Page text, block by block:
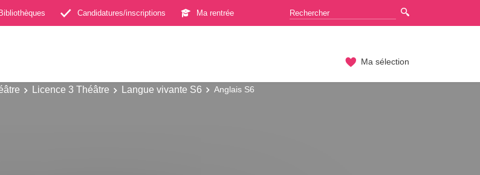
Candidatures/inscriptions Ma rentrée
Ma sélection
Licence 3 Théâtre Langue vivante S6 Anglais S6